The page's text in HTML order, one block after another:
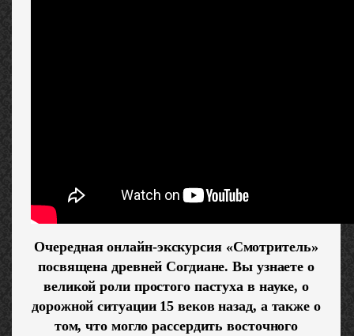
Очередная онлайн-экскурсия «Смотритель»
посвящена древней Согдиане. Вы узнаете о
великой роли простого пастуха в науке, о
дорожной ситуации 15 веков назад, а также о
том, что могло рассердить восточного